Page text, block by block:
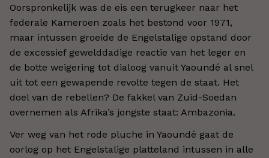
Oorspronkelijk was de eis een terugkeer naar het
federale Kameroen zoals het bestond voor 1971,
maar intussen groeide de Engelstalige opstand door
de excessief gewelddadige reactie van het leger en
de botte weigering tot dialoog vanuit Yaoundé al snel
uit tot een gewapende revolte tegen de staat. Het
doel van de rebellen? De fakkel van Zuid-Soedan
overnemen als Afrika’s jongste staat: Ambazonia.
Ver weg van het rode pluche in Yaoundé gaat de
oorlog op het Engelstalige platteland intussen in alle